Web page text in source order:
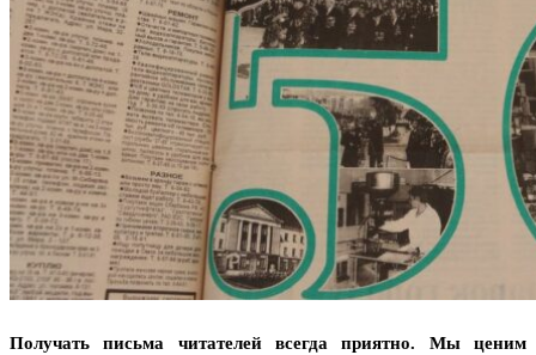
Получать письма читателей всегда приятно. Мы ценим